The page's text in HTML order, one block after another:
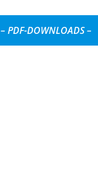
– PDF-DOWNLOADS –